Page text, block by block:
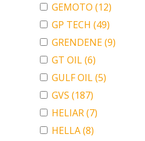
GEMOTO (12)
GP TECH (49)
GRENDENE(9)
GT OIL(6)
GULF OIL(5)
GVS (187)
HELIAR(7)
HELLA(8)